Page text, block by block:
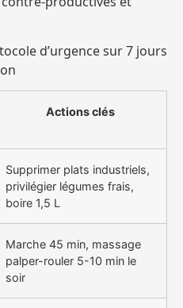
d’urgence sur 7 jours
Actions clés
Supprimer plats industriels,
privilégier légumes frais,
boire 1,5 L
Marche 45 min, massage
palper-rouler 5-10 min le
soir